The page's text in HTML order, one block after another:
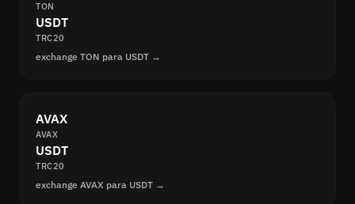
TON
USDT
TRC20
exchange TON para USDT →
AVAX
AVAX
USDT
TRC20
exchange AVAX para USDT →